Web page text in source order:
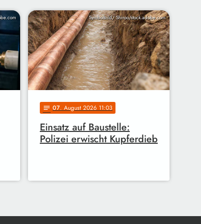
Symbolbild/ Shiroo/stock.adobe.com
notes 07. August 2026 11:03
Einsatz auf Baustelle:
Polizei erwischt Kupferdieb